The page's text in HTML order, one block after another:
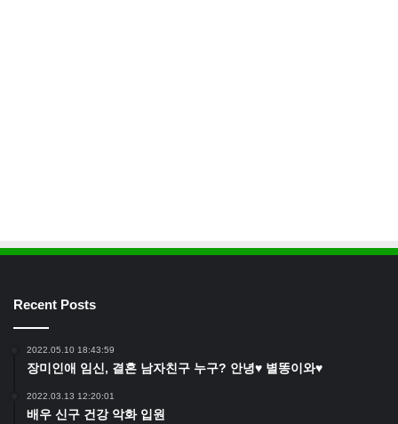
Recent Posts
2022.05.10 18:43:59
장미인애 임신, 결혼 남자친구 누구? 안녕♥ 별똥이와♥
2022.03.13 12:20:01
배우 신구 건강 악화 입원